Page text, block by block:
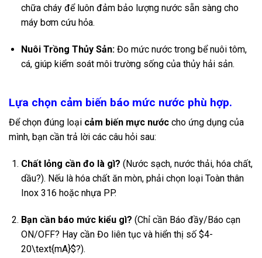
chữa cháy để luôn đảm bảo lượng nước sẵn sàng cho
máy bơm cứu hỏa.
Nuôi Trồng Thủy Sản:Đo mức nước trong bể nuôi tôm,
cá, giúp kiểm soát môi trường sống của thủy hải sản.
Lựa chọn cảm biến báo mức nước phù hợp.
Để chọn đúng loại cảm biến mực nước cho ứng dụng của
mình, bạn cần trả lời các câu hỏi sau:
Chất lỏng cần đo là gì? (Nước sạch, nước thải, hóa chất,
dầu?). Nếu là hóa chất ăn mòn, phải chọn loại Toàn thân
Inox 316 hoặc nhựa PP.
Bạn cần báo mức kiểu gì? (Chỉ cần Báo đầy/Báo cạn
ON/OFF? Hay cần Đo liên tục và hiển thị số $4-
20\text{mA}$?).